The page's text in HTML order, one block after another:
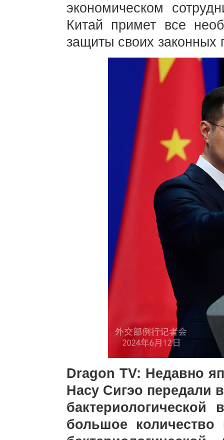
экономическом
Китай примет все
защиты своих законных
Dragon TV: Недавно
Насу Сигэо передали
большое количество